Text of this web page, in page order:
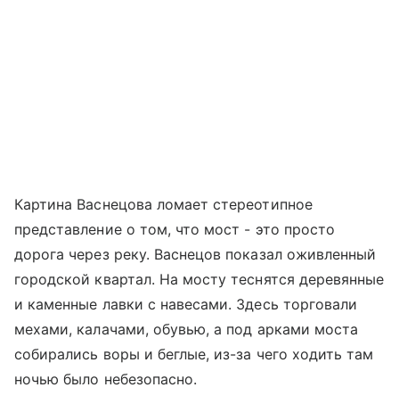
Картина Васнецова ломает стереотипное
представление о том, что мост - это просто
дорога через реку. Васнецов показал оживленный
городской квартал. На мосту теснятся деревянные
и каменные лавки с навесами. Здесь торговали
мехами, калачами, обувью, а под арками моста
собирались воры и беглые, из-за чего ходить там
ночью было небезопасно.